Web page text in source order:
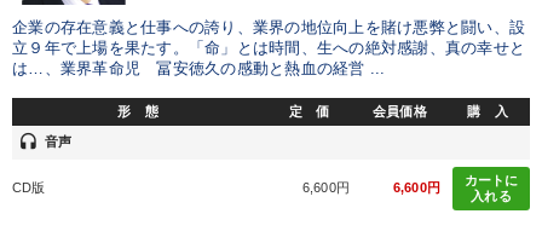
企業の存在意義と仕事への誇り、業界の地位向上を賭け悪弊と闘い、設
立９年で上場を果たす。「命」とは時間、生への絶対感謝、真の幸せと
は…、業界革命児 冨安徳久の感動と熱血の経営 ...
形 態 定 価 会員価格 購 入
headset 音声
CD版 6,600円 6,600円
カートに
入れる